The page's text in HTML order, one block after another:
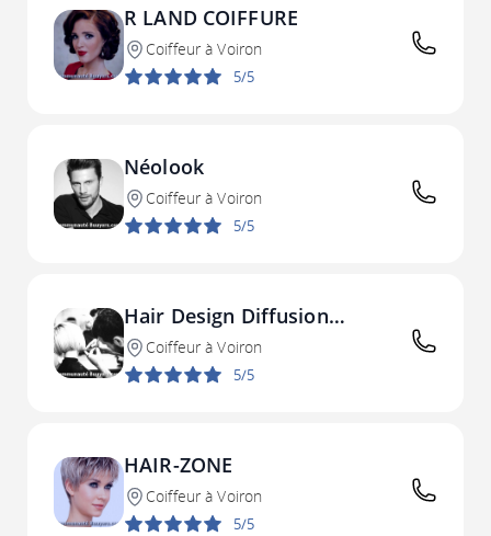
R LAND COIFFURE
Coiffeur à Voiron
5/5
Néolook
Coiffeur à Voiron
5/5
Hair Design Diffusion
Coiffure
Coiffeur à Voiron
5/5
HAIR-ZONE
Coiffeur à Voiron
5/5